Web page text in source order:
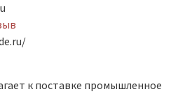
к поставке промышленное